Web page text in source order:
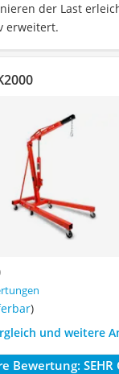
der Last
erweitert.
)
und weitere
Bewertung: SEHR